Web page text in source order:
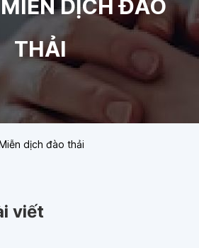
DỊCH ĐÀO
THẢI
dịch đào thải
viết